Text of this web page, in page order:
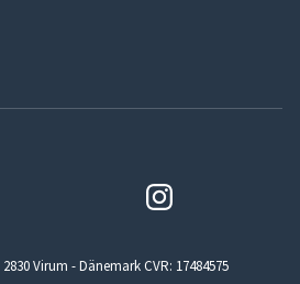
Virum - Dänemark CVR: 17484575